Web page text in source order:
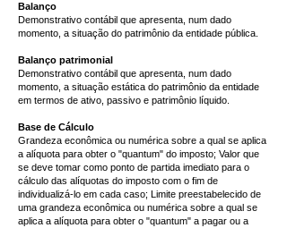
Balanço
Demonstrativo contábil que apresenta, num dado
momento, a situação do patrimônio da entidade pública.
Balanço patrimonial
Demonstrativo contábil que apresenta, num dado
momento, a situação estática do patrimônio da entidade
em termos de ativo, passivo e patrimônio líquido.
Base de Cálculo
Grandeza econômica ou numérica sobre a qual se aplica
a alíquota para obter o "quantum" do imposto; Valor que
se deve tomar como ponto de partida imediato para o
cálculo das alíquotas do imposto com o fim de
individualizá-lo em cada caso; Limite preestabelecido de
uma grandeza econômica ou numérica sobre a qual se
aplica a alíquota para obter o "quantum" a pagar ou a